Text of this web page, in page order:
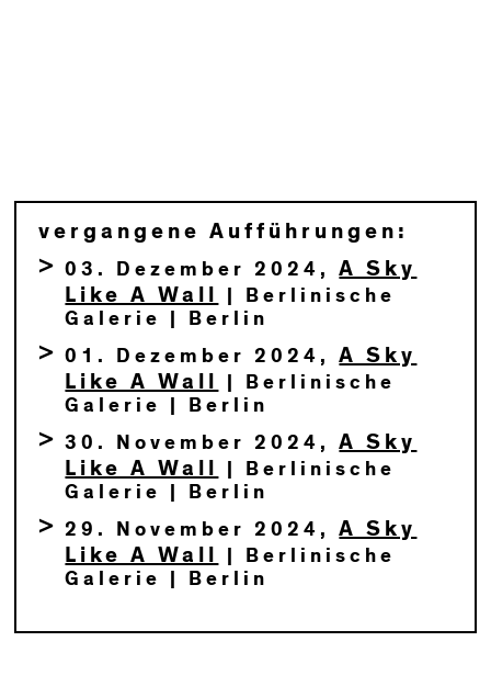
vergangene Aufführungen:
03. Dezember 2024,A Sky
Like A Wall
| Berlinische
Galerie | Berlin
01. Dezember 2024,A Sky
Like A Wall
| Berlinische
Galerie | Berlin
30. November 2024,A Sky
Like A Wall
| Berlinische
Galerie | Berlin
29. November 2024,A Sky
Like A Wall
| Berlinische
Galerie | Berlin